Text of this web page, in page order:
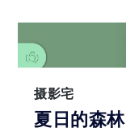
摄影宅
夏日的森林